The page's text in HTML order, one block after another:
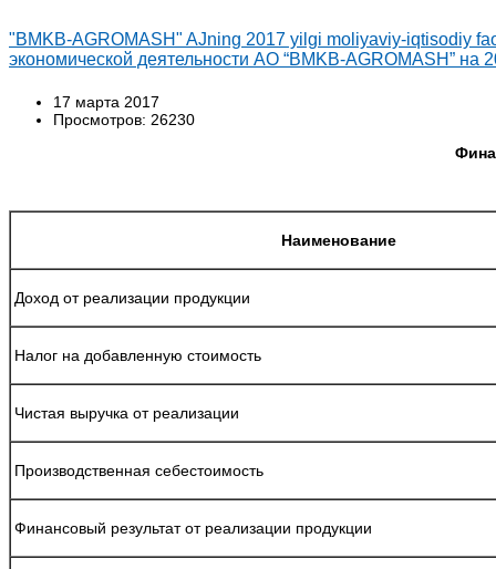
"BMKB-AGROMASH" AJning 2017 yilgi moliyaviy-iqtisodiy
экономической деятельности АО “BMKB-AGROMASH” на
17 марта 2017
Просмотров: 26230
Наименование
Доход от реализации продукции
Налог на добавленную стоимость
Чистая выручка от реализации
Производственная себестоимость
Финансовый результат от реализации продукции